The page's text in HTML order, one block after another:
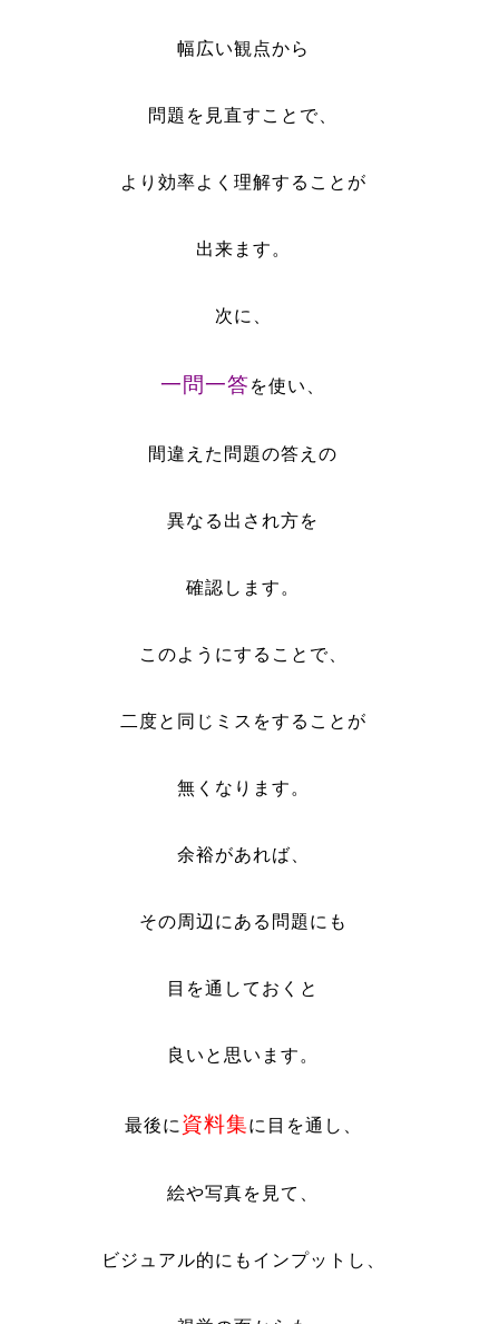
幅広い観点から
問題を見直すことで、
より効率よく理解することが
出来ます。
次に、
一問一答を使い、
間違えた問題の答えの
異なる出され方を
確認します。
このようにすることで、
二度と同じミスをすることが
無くなります。
余裕があれば、
その周辺にある問題にも
目を通しておくと
良いと思います。
最後に 資料集に目を通し、
絵や写真を見て、
ビジュアル的にもインプットし、